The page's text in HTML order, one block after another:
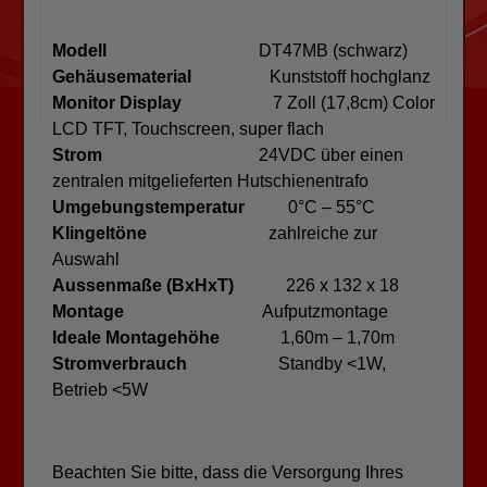
Modell
DT47MB (schwarz)
Gehäusematerial
Kunststoff hochglanz
Monitor Display 7 Zoll (17,8cm) Color
LCD TFT, Touchscreen, super flach
Strom
24VDC über einen
zentralen mitgelieferten Hutschienentrafo
Umgebungstemperatur 0°C – 55°C
Klingeltöne
zahlreiche zur
Auswahl
Aussenmaße (BxHxT) 226 x 132 x 18
Montage Aufputzmontage
Ideale Montagehöhe
1,60m – 1,70m
Stromverbrauch Standby <1W,
Betrieb <5W
Beachten Sie bitte, dass die Versorgung Ihres